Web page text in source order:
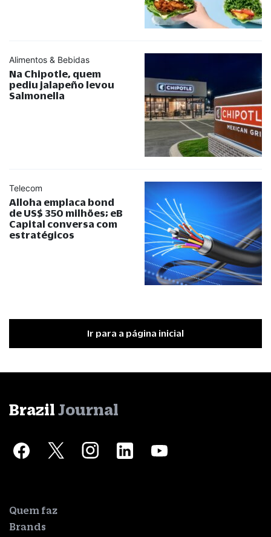
Alimentos & Bebidas
Na Chipotle, quem
pediu jalapeño levou
Salmonella
Telecom
Alloha emplaca bond
de US$ 350 milhões; eB
Capital conversa com
estratégicos
Ir para a página inicial
Brazil Journal
Quem faz
Brands